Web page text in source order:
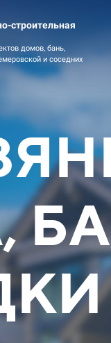
строительная
домов, бань,
и соседних
Дом